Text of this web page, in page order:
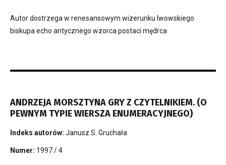
Autor dostrzega w renesansowym wizerunku lwowskiego
biskupa echo antycznego wzorca postaci mędrca
ANDRZEJA MORSZTYNA GRY Z CZYTELNIKIEM. (O
PEWNYM TYPIE WIERSZA ENUMERACYJNEGO)
Indeks autorów: Janusz S. Gruchała
Numer: 1997 / 4